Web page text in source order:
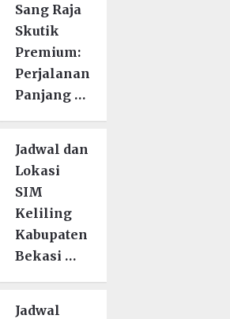
Sang Raja
Skutik
Premium:
Perjalanan
Panjang …
Jadwal dan
Lokasi
SIM
Keliling
Kabupaten
Bekasi …
Jadwal